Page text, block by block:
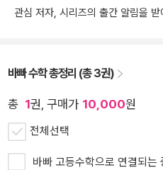
관심 저자, 시리즈의 출간 알림을 받
바빠 수학 총정리 (총 3권)
총 1권, 구매가 10,000원
전체선택
바빠 고등수학으로 연결되는